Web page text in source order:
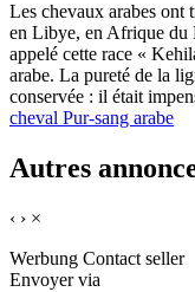
Les chevaux arabes ont
en Libye, en Afrique du
appelé cette race «
arabe. La pureté de la
conservée : il était
cheval Pur-sang arabe
Autres
‹ › ×
Werbung Contact seller
Envoyer via